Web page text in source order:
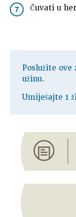
7 Čuvati u
Poslužite ove
užinu.
Umiješajte 1